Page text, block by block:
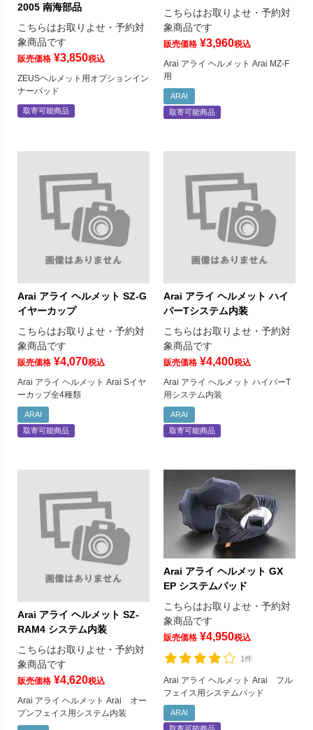
2005 南海部品
こちらはお取りよせ・予約対
象商品です
販売価格 ¥3,850税込
ZEUSヘルメット用オプションイン
ナーパッド
取寄可能商品
こちらはお取りよせ・予約対
象商品です
販売価格 ¥3,960税込
Arai アライ ヘルメット Arai MZ-F
用
ARAI
取寄可能商品
Arai アライ ヘルメット SZ-G
イヤーカップ
こちらはお取りよせ・予約対
象商品です
販売価格 ¥4,070税込
Arai アライ ヘルメット Arai Sイヤ
ーカップ全4種類
ARAI
取寄可能商品
Arai アライ ヘルメット ハイ
パーTシステム内装
こちらはお取りよせ・予約対
象商品です
販売価格 ¥4,400税込
Arai アライ ヘルメット ハイパーT
用システム内装
ARAI
取寄可能商品
Arai アライ ヘルメット SZ-
RAM4 システム内装
こちらはお取りよせ・予約対
象商品です
販売価格 ¥4,620税込
Arai アライ ヘルメット Arai オー
プンフェイス用システム内装
Arai アライ ヘルメット GX
EP システムパッド
こちらはお取りよせ・予約対
象商品です
販売価格 ¥4,950税込
1件
Arai アライ ヘルメット Arai フル
フェイス用システムパッド
ARAI